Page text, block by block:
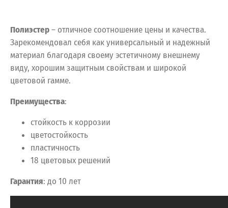
Полиэстер– отличное соотношение цены и качества.
Зарекомендовал себя как универсальный и надежный
материал благодаря своему эстетичному внешнему
виду, хорошим защитным свойствам и широкой
цветовой гамме.
Преимущества:
стойкость к коррозии
цветостойкость
пластичность
18 цветовых решений
Гарантия: до 10 лет